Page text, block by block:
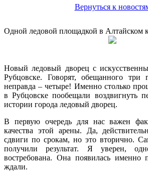
Вернуться к
Одной ледовой площадкой в Алтайском
Новый ледовый дворец с
Рубцовске. Говорят, обещанного три
неправда – четыре! Именно столько
в Рубцовске пообещали воздвигнуть
истории города ледовый дворец.
В первую очередь для нас важен
качества этой арены. Да,
сдвиги по срокам, но это вторично.
получили результат. Я уверен,
востребована. Она появилась именно
ждали.